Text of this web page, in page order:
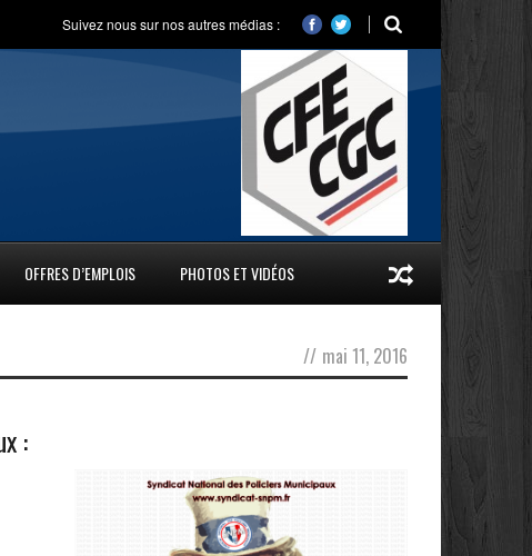
Suivez nous sur nos autres médias :
OFFRES D’EMPLOIS PHOTOS ET VIDÉOS
// mai 11, 2016
: